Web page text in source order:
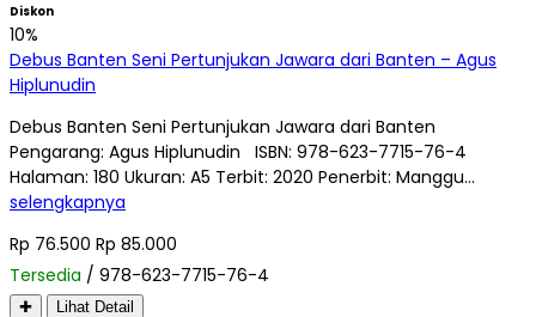
Diskon
10%
Debus Banten Seni Pertunjukan Jawara dari Banten – Agus
Hiplunudin
Debus Banten Seni Pertunjukan Jawara dari Banten
Pengarang: Agus Hiplunudin ISBN: 978-623-7715-76-4
Halaman: 180 Ukuran: A5 Terbit: 2020 Penerbit: Manggu…
selengkapnya
Rp 76.500 Rp 85.000
Tersedia / 978-623-7715-76-4
✚ Lihat Detail